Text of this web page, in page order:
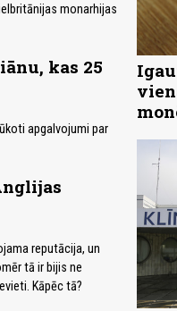
monarhijas
kas 25
apgalvojumi par
reputācija, un
tā ir bijis ne
Kāpēc tā?